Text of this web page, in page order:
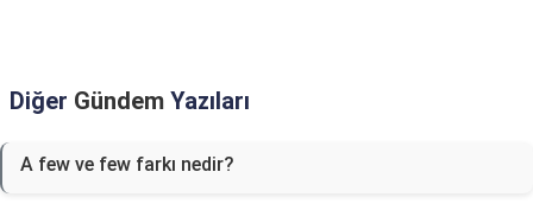
Diğer Gündem Yazıları
A few ve few farkı nedir?